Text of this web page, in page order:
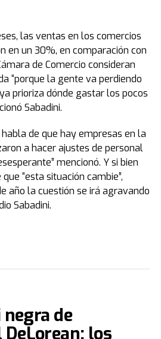
las ventas en los comercios
en un 30%, en comparación con
de Comercio consideran
“porque la gente va perdiendo
prioriza dónde gastar los pocos
Sabadini.
de que hay empresas en la
a hacer ajustes de personal
mencionó. Y si bien
“esta situación cambie”,
año la cuestión se irá agravando
Sabadini.
de
los